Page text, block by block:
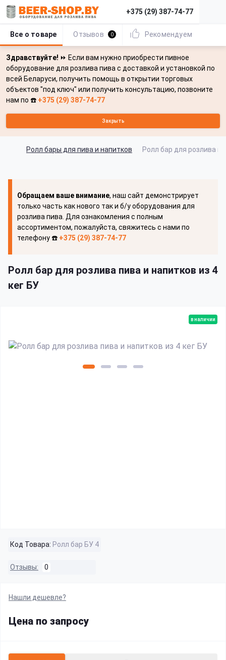
Здравствуйте! ⏩ Если вам нужно приобрести пивное
оборудование для розлива пива с доставкой и установкой по
всей Беларуси, получить помощь в открытии торговых
объектов "под ключ" или получить консультацию, позвоните
нам по ☎️ +375 (29) 387-74-77
Закрыть
+375 (29) 387-74-77
Ролл бары для пива и напитков Ролл бар для розлива
Обращаем ваше внимание, наш сайт демонстрирует
только часть как нового так и б/у оборудования для
розлива пива. Для ознакомления с полным
ассортиментом, пожалуйста, свяжитесь с нами по
телефону ☎️ +375 (29) 387-74-77
Ролл бар для розлива пива и напитков из 4
кег БУ
Все о товаре Отзывов 0 Рекомендуем
в наличии
Код Товара: Ролл бар БУ 4
Отзывы: 0
Нашли дешевле?
Цена по запросу